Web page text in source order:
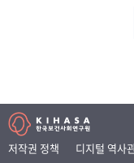
저작권 정책 디지털 역사